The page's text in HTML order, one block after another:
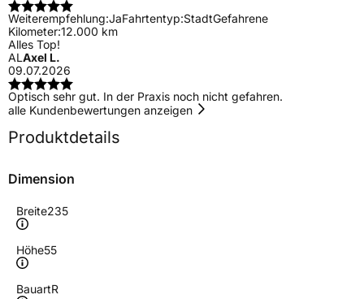
Weiterempfehlung:JaFahrtentyp:StadtGefahrene
Kilometer:12.000 km
Alles Top!
ALAxel L.
09.07.2026
Optisch sehr gut. In der Praxis noch nicht gefahren.
alle Kundenbewertungen anzeigen
Produktdetails
Dimension
Breite235
Höhe55
BauartR